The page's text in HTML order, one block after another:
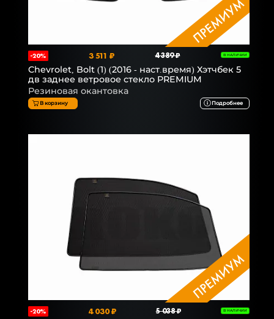
-20% 3 511 ₽ 4 389 ₽ В НАЛИЧИИ
Chevrolet, Bolt (1) (2016 - наст.время) Хэтчбек 5
дв заднее ветровое стекло PREMIUM
Резиновая окантовка
В корзину Подробнее
-20% 4 030 ₽ 5 038 ₽ В НАЛИЧИИ